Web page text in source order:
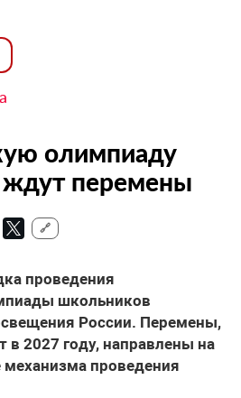
олимпиаду
перемены
🔗
проведения
школьников
России. Перемены,
в 2027 году, направлены на
проведения